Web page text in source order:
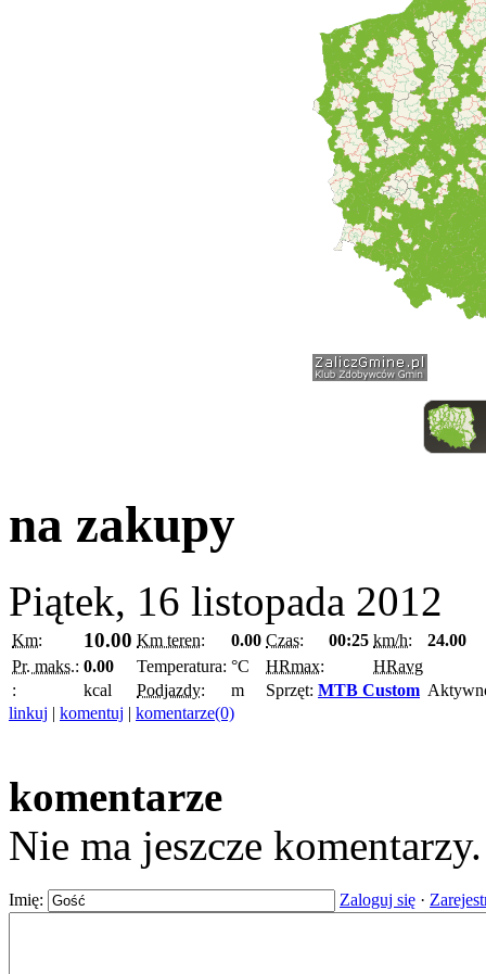
na zakupy
Piątek, 16 listopada 2012
Km: 10.00 Km teren: 0.00 Czas: 00:25 km/h:
24.00
Pr. maks.: 0.00 Temperatura: °C HRmax:
HRavg
:
kcal Podjazdy: m Sprzęt: MTB Custom
linkuj | komentuj | komentarze(0)
komentarze
Nie ma jeszcze
Imię: Zaloguj się ·